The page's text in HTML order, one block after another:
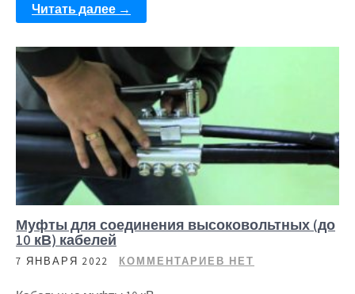
Читать далее →
Муфты для соединения высоковольтных (до
10 кВ) кабелей
7 ЯНВАРЯ 2022 КОММЕНТАРИЕВ НЕТ